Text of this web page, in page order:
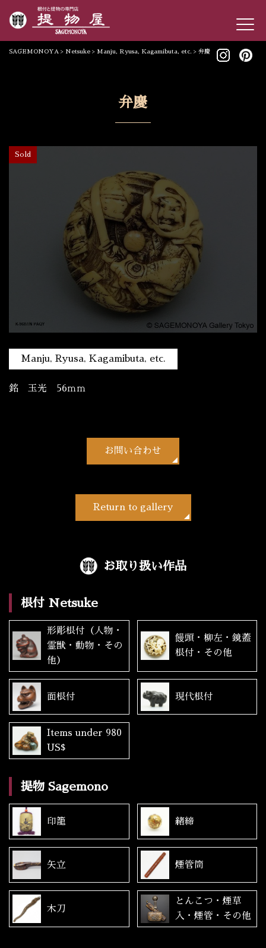
SAGEMONOYA > Netsuke > Manju, Ryusa, Kagamibuta, etc. > 弁慶
弁慶
Sold
Manju, Ryusa, Kagamibuta, etc.
銘 玉光 56ｍｍ
お問い合わせ
Return to gallery
お取り扱い作品
根付 Netsuke
形彫根付（人物・
霊獣・動物・その
他）
饅頭・柳左・鏡蓋
根付・その他
面根付 現代根付
Items under 980
US$
提物 Sagemono
印籠 緒締
矢立 煙管筒
木刀
とんこつ・煙草
入・煙管・その他